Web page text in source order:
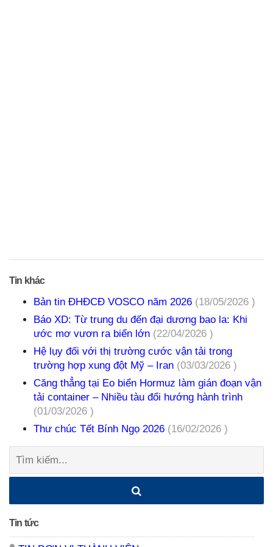
Tin khác
Bản tin ĐHĐCĐ VOSCO năm 2026 (18/05/2026 )
Báo XD: Từ trung du đến đại dương bao la: Khi
ước mơ vươn ra biển lớn (22/04/2026 )
Hệ lụy đối với thị trường cước vận tải trong
trường hợp xung đột Mỹ – Iran (03/03/2026 )
Căng thẳng tại Eo biển Hormuz làm gián đoạn vận
tải container – Nhiều tàu đổi hướng hành trình
(01/03/2026 )
Thư chúc Tết Bính Ngọ 2026 (16/02/2026 )
Tìm
kiếm:
Tin tức